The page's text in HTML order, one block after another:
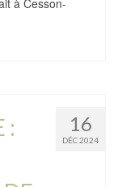
à Cesson-
16
DÉC 2024
: